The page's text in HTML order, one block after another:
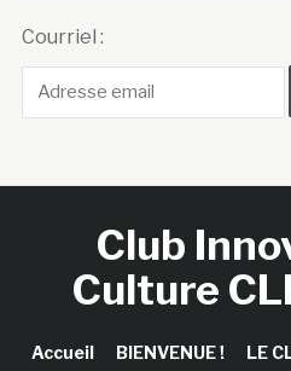
Courriel :
Club
Culture
Accueil BIENVENUE ! LE